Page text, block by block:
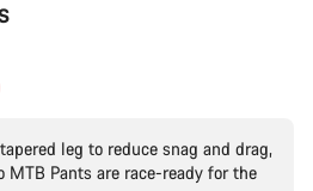
leg to reduce snag and drag,
MTB Pants are race-ready for the